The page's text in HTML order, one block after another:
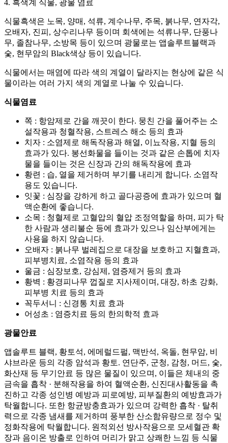
4. 흑색계 식물, 광물 염료
식물흑색은 노목, 양매, 석류, 계수나무, 주목, 붉나무, 연자각,
오배자, 진피, 상수리나무 등이며 회색에는 석류나무, 단풍나
무, 졸참나무, 소방목 등이 있으며 광물로는 앱솔루트블랙과
숯, 현무암의 Black색상 등이 있습니다.
식물에서는 매염에 따라 색의 계열이 달라지는 현상에 같은 식
물이라는 여러 가지 색의 계열로 나눌 수 있습니다.
식물염료
쪽 : 항암제로 간을 깨끗이 한다. 뭉친 간을 풀어주는 소
설작용과 청혈작용, 스트레스 해소 등의 효과
치자 : 소염제로 해독작용과 해열, 이뇨작용, 지혈 등의
효과가 있다. 봉선화물을 들이는 것과 같은 손톱에 치자
물을 들이는 것은 신장과 간의 해독작용에 효과
황련 : 습, 열을 제거하며 부기를 내리게 합니다. 소염작
용도 있습니다.
잇꽃 : 심장을 강하게 하고 골다공증에 효과가 있으며 혈
액순환에 좋습니다.
소목 : 청혈제로 고혈압의 혈압 조정역할을 하며, 피가 탁
한 사람과 생리불순 등에 효과가 있으나 임산부에게는
사용을 하지 않습니다.
오배자 : 붉나무 벌레집으로 대장을 보호하고 지혈효과,
피부병치료, 소염작용 등의 효과
울금 : 심장보호, 강심제, 염증제거 등의 효과
황벽 : 황경피나무 껍질로 지사제이며, 대장, 하초 강화,
피부병 치료 등의 효과
꼭두서니 : 신경통 치료 효과
어성초 : 염증치료 등의 한의학적 효과
광물안료
앱솔루트 블랙, 황토석, 에메럴드펄, 맥반석, 옥돌, 현무암, 비
샤브라운 등의 각종 암석과 황토. 연단주, 군청, 감청, 머드, 숯,
화산재 등 무기안료 등 많은 물질이 있으며, 이들은 체내의 중
금속을 흡착 · 분해작용을 하여 혈액순환, 신진대사활동을 촉
진하고 각종 성인병 예방과 피로예방, 피부질환의 예방효과가
탁월합니다. 또한 항균방충효과가 있으며 강력한 흡착 · 탈취
력으로 각종 냄새를 제거하며 풍부한 산소함유량으로 정수 및
정화작용에 탁월합니다. 원적외선 방사작용으로 모세혈관 확
장과 음이온 방출로 인하여 머리가 맑고 상쾌한 느낌 등 식물